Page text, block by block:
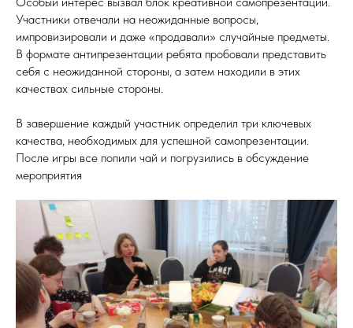
Участники отвечали на неожиданные вопросы,
импровизировали и даже «продавали» случайные предметы.
В формате антипрезентации ребята пробовали представить
себя с неожиданной стороны, а затем находили в этих
качествах сильные стороны.
В завершение каждый участник определил три ключевых
качества, необходимых для успешной самопрезентации.
После игры все попили чай и погрузились в обсуждение
мероприятия